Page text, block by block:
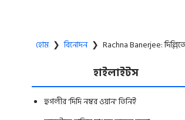
হোম ❯ বিনোদন ❯ Rachna Banerjee:
হাইলাইটস
হুগলীর 'দিদি নম্বর ওয়ান' তিনিই